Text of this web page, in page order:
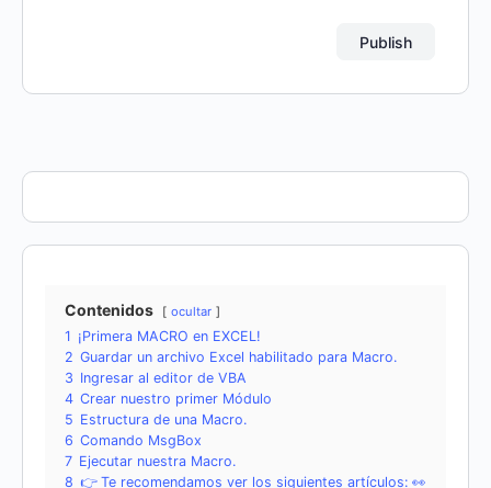
Contenidos ocultar
1 ¡Primera MACRO en EXCEL!
2 Guardar un archivo Excel habilitado para Macro.
3 Ingresar al editor de VBA
4 Crear nuestro primer Módulo
5 Estructura de una Macro.
6 Comando MsgBox
7 Ejecutar nuestra Macro.
8 👉 Te recomendamos ver los siguientes artículos: 👀